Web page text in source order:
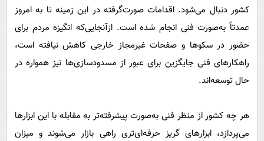
کشور دنبال می‌شود. اقدامات صورت‌گرفته در این زمینه تا به امروز
عمدتاً به‌صورت فنی انجام شده است. ازآنجایی‌که انگیزه مردم برای
حضور در سکوها و صفحات غیرمجاز خارجی کاهش نیافته است،
راهکارهای فنی جایگزین برای عبور از مسدودسازی‌ها نیز همواره در
حال توسعه‌اند.
هر چه کشور از منظر فنی به‌صورت پیشرفته‌تر به مقابله با این ابزارها
می‌پردازد، ابزارهای گریز حرفه‌ای‌تری راهی بازار می‌شوند و میزان